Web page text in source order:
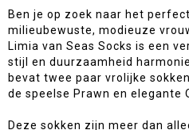
Ben je op zoek naar het
milieubewuste, modieuze
Limia van Seas Socks is een
stijl en duurzaamheid
bevat twee paar vrolijke
de speelse Prawn en elegante
Deze sokken zijn meer dan